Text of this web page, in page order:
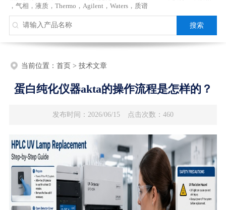
， 气相 ， 液质， Thermo ， Agilent ， Waters， 质谱
当前位置： 首页> 技术文章
蛋白纯化仪器akta的操作流程是怎样的？
发布时间：2026/06/15 点击次数：460